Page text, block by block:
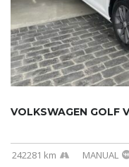
242281 km MANUAL